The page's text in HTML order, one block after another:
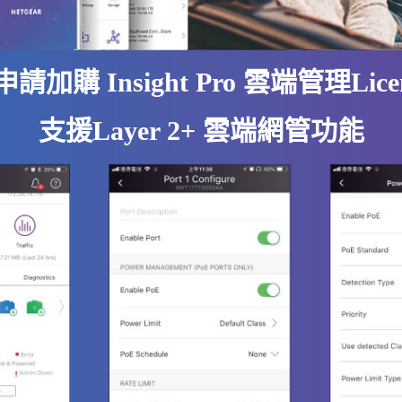
請加購 Insight Pro 雲端管理
支援Layer 2+ 雲端網管功能